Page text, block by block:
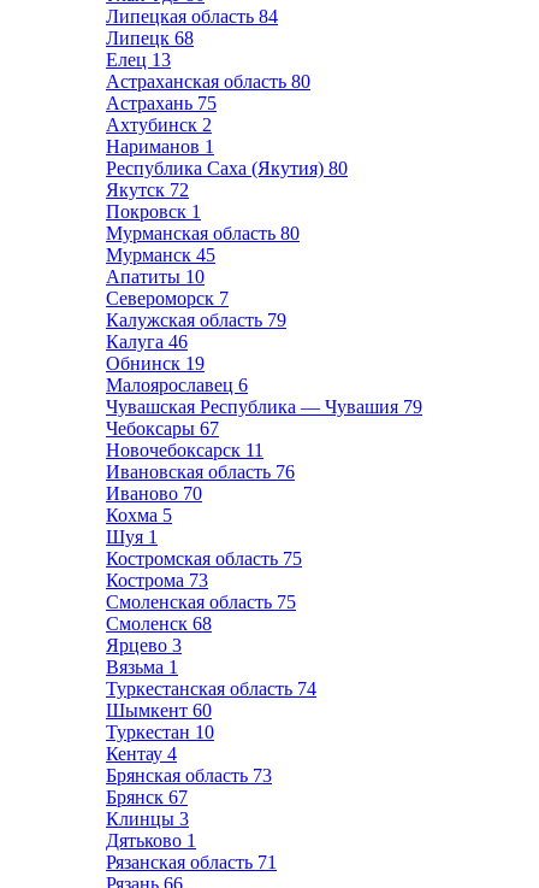
Липецкая область 84
Липецк 68
Елец 13
Астраханская область 80
Астрахань 75
Ахтубинск 2
Нариманов 1
Республика Саха (Якутия) 80
Якутск 72
Покровск 1
Мурманская область 80
Мурманск 45
Апатиты 10
Североморск 7
Калужская область 79
Калуга 46
Обнинск 19
Малоярославец 6
Чувашская Республика — Чувашия 79
Чебоксары 67
Новочебоксарск 11
Ивановская область 76
Иваново 70
Кохма 5
Шуя 1
Костромская область 75
Кострома 73
Смоленская область 75
Смоленск 68
Ярцево 3
Вязьма 1
Туркестанская область 74
Шымкент 60
Туркестан 10
Кентау 4
Брянская область 73
Брянск 67
Клинцы 3
Дятьково 1
Рязанская область 71
Рязань 66